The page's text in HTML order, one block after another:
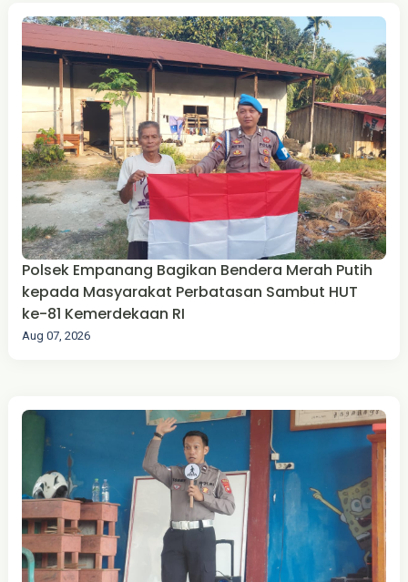
Polsek Empanang Bagikan Bendera Merah Putih
kepada Masyarakat Perbatasan Sambut HUT
ke-81 Kemerdekaan RI
Aug 07, 2026